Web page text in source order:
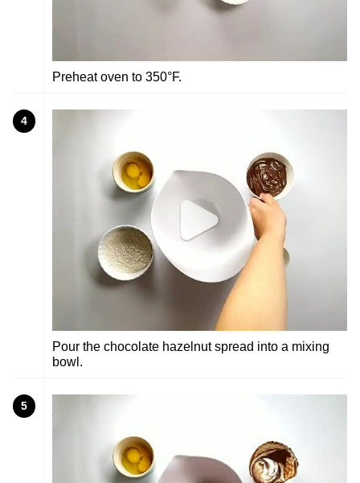
Preheat oven to 350°F.
4
Pour the chocolate hazelnut spread into a mixing
bowl.
5